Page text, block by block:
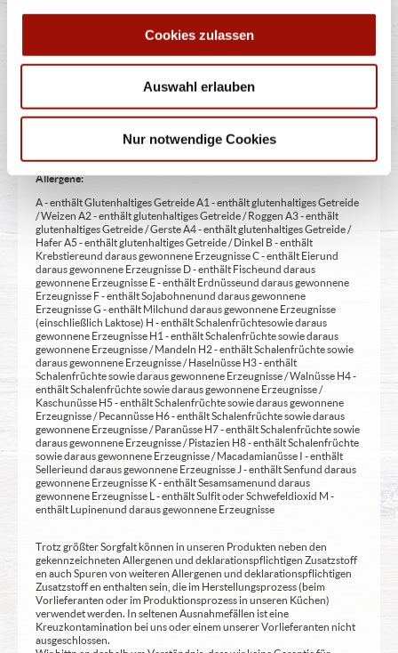
Cookies zulassen
Auswahl erlauben
Nur notwendige Cookies
zur Angabe 13 - enthält eine Phenylalaninquelle (zusätzlich zur Angabe
Angabe 15 - unter Schutzatmosphäre verpackt 16 - chininhaltig 17 -
koffeinhaltig 18 - mit Milcheiweiß (bei Fleischerzeugnissen) 19 - mit
Säuerungsmitteln 20 - mit Taurin 21 - kann Aktivität und
Aufmerksamkeit bei Kindern beeinträchtigen (bei Azo-Farbstoffen) 22
- mit Sauerstoff, unter Hochdruck, farbstabilisierend (bei Frischfleisch)
23 - mit Nitritpökelsalz 24 - enthält Alkohol 25 - mit Stabilisatoren 26 -
mit Verdickunsmittel
Allergene:
A - enthält Glutenhaltiges Getreide A1 - enthält glutenhaltiges Getreide
/ Weizen A2 - enthält glutenhaltiges Getreide / Roggen A3 - enthält
glutenhaltiges Getreide / Gerste A4 - enthält glutenhaltiges Getreide /
Hafer A5 - enthält glutenhaltiges Getreide / Dinkel B - enthält
Krebstiere und daraus gewonnene Erzeugnisse C - enthält Eier und
daraus gewonnene Erzeugnisse D - enthält Fische und daraus
gewonnene Erzeugnisse E - enthält Erdnüsse und daraus gewonnene
Erzeugnisse F - enthält Sojabohnen und daraus gewonnene
Erzeugnisse G - enthält Milch und daraus gewonnene Erzeugnisse
(einschließlich Laktose) H - enthält Schalenfrüchte sowie daraus
gewonnene Erzeugnisse H1 - enthält Schalenfrüchte sowie daraus
gewonnene Erzeugnisse / Mandeln H2 - enthält Schalenfrüchte sowie
daraus gewonnene Erzeugnisse / Haselnüsse H3 - enthält
Schalenfrüchte sowie daraus gewonnene Erzeugnisse / Walnüsse H4 -
enthält Schalenfrüchte sowie daraus gewonnene Erzeugnisse /
Kaschunüsse H5 - enthält Schalenfrüchte sowie daraus gewonnene
Erzeugnisse / Pecannüsse H6 - enthält Schalenfrüchte sowie daraus
gewonnene Erzeugnisse / Paranüsse H7 - enthält Schalenfrüchte sowie
daraus gewonnene Erzeugnisse / Pistazien H8 - enthält Schalenfrüchte
sowie daraus gewonnene Erzeugnisse / Macadamianüsse I - enthält
Sellerie und daraus gewonnene Erzeugnisse J - enthält Senf und daraus
gewonnene Erzeugnisse K - enthält Sesamsamen und daraus
gewonnene Erzeugnisse L - enthält Sulfit oder Schwefeldioxid M -
enthält Lupinen und daraus gewonnene Erzeugnisse
Trotz größter Sorgfalt können in unseren Produkten neben den
gekennzeichneten Allergenen und deklarationspflichtigen Zusatzstoff
en auch Spuren von weiteren Allergenen und deklarationspflichtigen
Zusatzstoff en enthalten sein, die im Herstellungsprozess (beim
Vorlieferanten oder im Produktionsprozess in unseren Küchen)
verwendet werden. In seltenen Ausnahmefällen ist eine
Kreuzkontamination bei uns oder einem unserer Vorlieferanten nicht
ausgeschlossen.